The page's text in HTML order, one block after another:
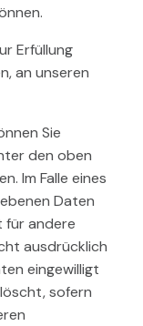
Erfüllung
an unseren
Sie
den oben
Im Falle eines
Daten
für andere
ausdrücklich
eingewilligt
sofern